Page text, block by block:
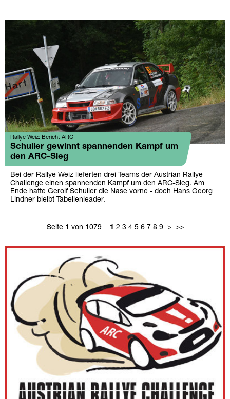
Rallye Weiz: Bericht ARC
Schuller gewinnt spannenden Kampf um
den ARC-Sieg
Bei der Rallye Weiz lieferten drei Teams der Austrian Rallye
Challenge einen spannenden Kampf um den ARC-Sieg. Am
Ende hatte Gerolf Schuller die Nase vorne - doch Hans Georg
Lindner bleibt Tabellenleader.
Seite 1 von 1079 1 2 3 4 5 6 7 8 9 > >>